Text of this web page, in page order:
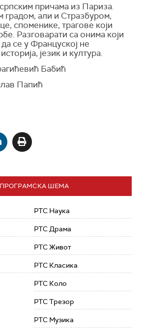
причама из Париза.
градом, али и Стразбуром,
споменике, трагове који
Разговарати са онима који
се у Француској не
језик и култура.
Бабић
Папић
ПРОГРАМСКА ШЕМА
РТС Наука
РТС Драма
РТС Живот
РТС Класика
РТС Коло
РТС Трезор
РТС Музика